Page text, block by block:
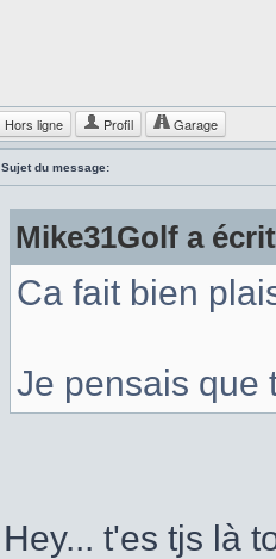
Hors ligne Profil Garage
Sujet du message:
Mike31Golf a
Ca fait bien
Je pensais que
Hey... t'es tjs là